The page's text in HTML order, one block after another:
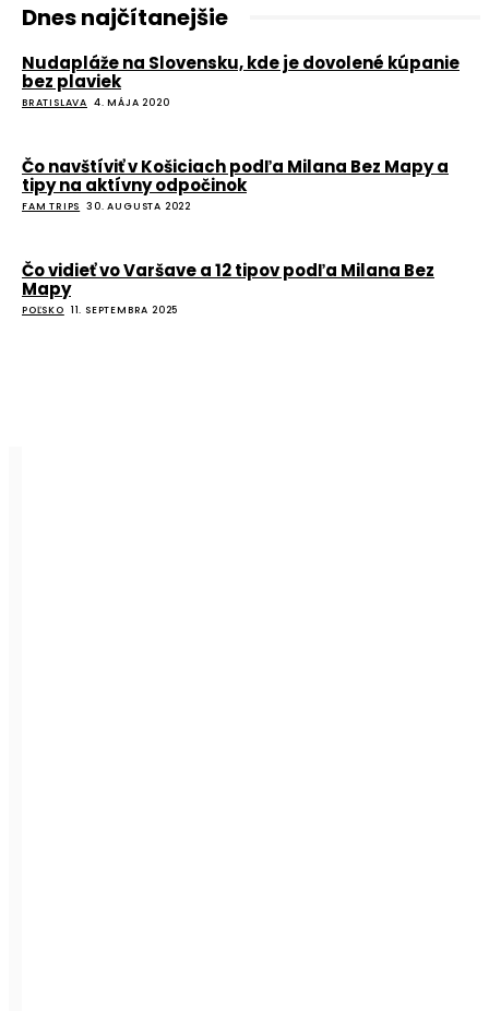
Dnes najčítanejšie
Nudapláže na Slovensku, kde je dovolené kúpanie
bez plaviek
BRATISLAVA 4. MÁJA 2020
Čo navštíviť v Košiciach podľa Milana Bez Mapy a
tipy na aktívny odpočinok
FAM TRIPS 30. AUGUSTA 2022
Čo vidieť vo Varšave a 12 tipov podľa Milana Bez
Mapy
POĽSKO 11. SEPTEMBRA 2025